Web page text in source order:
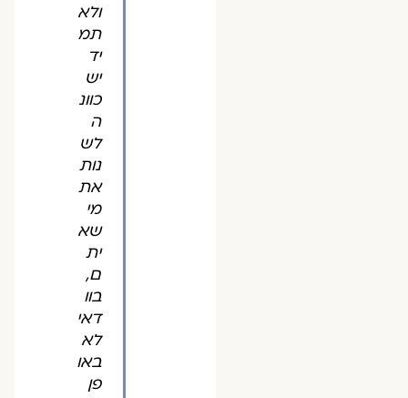
ולא
תמ
יד
יש
כוונ
ה
לש
נות
את
מי
שא
ית
ם,
בוו
דאי
לא
באו
פן